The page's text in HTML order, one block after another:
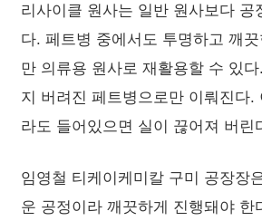
리사이클 원사는 일반 원사보다 공
다. 페트병 중에서도 투명하고 깨
만 의류용 원사로 재활용할 수 있
지 버려진 페트병으로만 이뤄진다.
라도 들어있으면 실이 끊어져 버린
임영철 티케이케미칼 구미 공장장
운 공정이라 깨끗하게 진행돼야 한